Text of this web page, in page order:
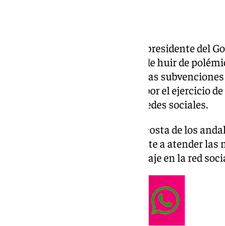
Empieza fuerte el próximo vicepresidente del
su andadura en la Junta. Lejos de huir de
defendido el recorte del 50% de las
organizaciones empresariales por el ejercicio
en un mensaje incendiario en redes sociales.
«Se acabaron las mariscadas a costa de los
deben destinarse exclusivamente a atender las
ha señalado Gavira en un mensaje en la red